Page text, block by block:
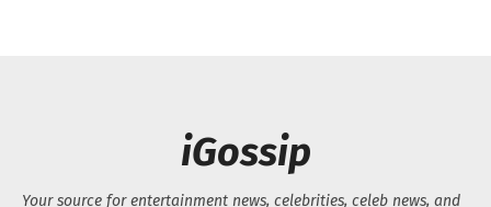
iGossip
Your source for entertainment news, celebrities, celeb news, and